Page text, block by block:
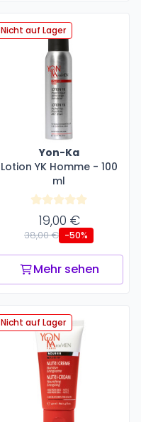
Nicht auf Lager
Yon-Ka
Lotion YK Homme - 100
ml
19,00 €
38,00 € -50%
Mehr sehen
Nicht auf Lager